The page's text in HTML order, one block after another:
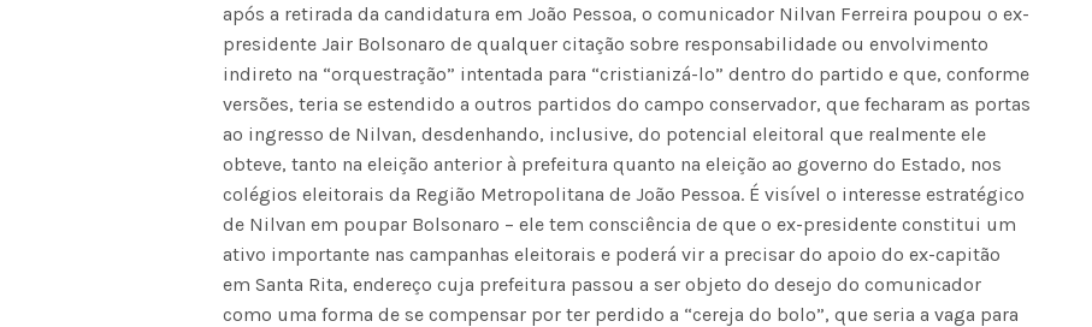
após a retirada da candidatura em João Pessoa, o comunicador Nilvan Ferreira poupou o ex-
presidente Jair Bolsonaro de qualquer citação sobre responsabilidade ou envolvimento
indireto na “orquestração” intentada para “cristianizá-lo” dentro do partido e que, conforme
versões, teria se estendido a outros partidos do campo conservador, que fecharam as portas
ao ingresso de Nilvan, desdenhando, inclusive, do potencial eleitoral que realmente ele
obteve, tanto na eleição anterior à prefeitura quanto na eleição ao governo do Estado, nos
colégios eleitorais da Região Metropolitana de João Pessoa. É visível o interesse estratégico
de Nilvan em poupar Bolsonaro – ele tem consciência de que o ex-presidente constitui um
ativo importante nas campanhas eleitorais e poderá vir a precisar do apoio do ex-capitão
em Santa Rita, endereço cuja prefeitura passou a ser objeto do desejo do comunicador
como uma forma de se compensar por ter perdido a “cereja do bolo”, que seria a vaga para
Seinfra realiza serviços de tapa-
buraco em quase 50 bairros nesta
quinta-feira